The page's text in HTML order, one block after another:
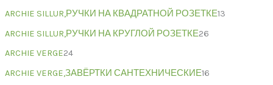
ARCHIE SILLUR,РУЧКИ НА КВАДРАТНОЙ РОЗЕТКЕ13
ARCHIE SILLUR,РУЧКИ НА КРУГЛОЙ РОЗЕТКЕ26
ARCHIE VERGE24
ARCHIE VERGE,ЗАВЁРТКИ САНТЕХНИЧЕСКИЕ16